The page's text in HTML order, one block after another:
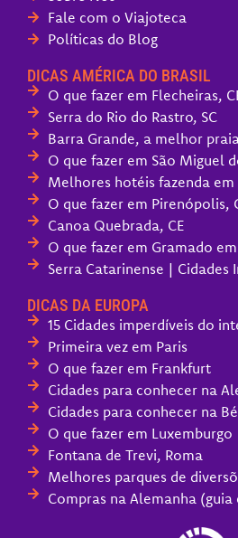
Fale com o Viajoteca
Políticas do Blog
DICAS AMÉRICA DO BRASIL
O que fazer em Flecheiras,
Serra do Rio do Rastro, SC
Barra Grande, a melhor
O que fazer em São Miguel
Melhores hotéis fazenda em
O que fazer em Pirenópolis,
Canoa Quebrada, CE
O que fazer em Gramado
Serra Catarinense | Cidades
DICAS DA EUROPA
15 Cidades imperdíveis do
Primeira vez em Paris
O que fazer em Frankfurt
Cidades para conhecer na
Cidades para conhecer na
O que fazer em Luxemburgo
Fontana de Trevi, Roma
Melhores parques de
Compras na Alemanha